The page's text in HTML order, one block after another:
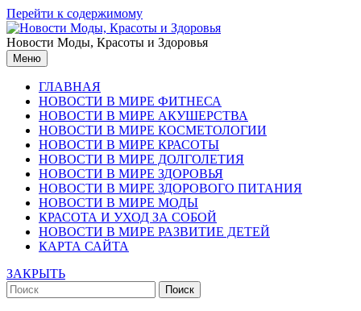
Перейти к содержимому
Новости Моды, Красоты и Здоровья
Меню
ГЛАВНАЯ
НОВОСТИ В МИРЕ ФИТНЕСА
НОВОСТИ В МИРЕ АКУШЕРСТВА
НОВОСТИ В МИРЕ КОСМЕТОЛОГИИ
НОВОСТИ В МИРЕ КРАСОТЫ
НОВОСТИ В МИРЕ ДОЛГОЛЕТИЯ
НОВОСТИ В МИРЕ ЗДОРОВЬЯ
НОВОСТИ В МИРЕ ЗДОРОВОГО ПИТАНИЯ
НОВОСТИ В МИРЕ МОДЫ
КРАСОТА И УХОД ЗА СОБОЙ
НОВОСТИ В МИРЕ РАЗВИТИЕ ДЕТЕЙ
КАРТА САЙТА
ЗАКРЫТЬ